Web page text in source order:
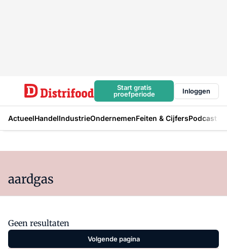
Start gratis
proefperiode
Inloggen
ActueelHandelIndustrieOndernemenFeiten & CijfersPodcast
aardgas
Geen resultaten
Volgende pagina